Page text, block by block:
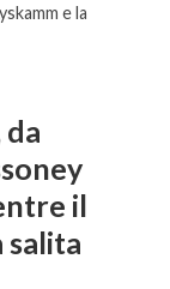
e la
il
salita